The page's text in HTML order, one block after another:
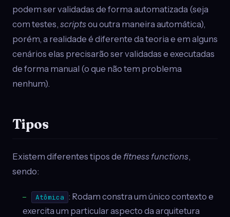
podem ser validadas de forma automatizada (seja
com testes, scriptsou outra maneira automática),
porém, a realidade é diferente da teoria e em alguns
cenários elas precisarão ser validadas e executadas
de forma manual (o que não tem problema
nenhum).
Tipos
Existem diferentes tipos de fitness functions,
sendo:
Atômica : Rodam constra um único contexto e
exercita um particular aspecto da arquitetura